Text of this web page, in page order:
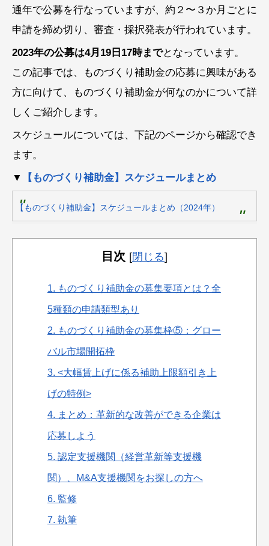
通年で公募を行なっていますが、約２〜３か月ごとに
申請を締め切り、審査・採択発表が行われています。
2023年の公募は4月19日17時までとなっています。
この記事では、ものづくり補助金の応募に興味がある
方に向けて、ものづくり補助金が何なのかについて詳
しくご紹介します。
スケジュールについては、下記のページから確認でき
ます。
▼
【ものづくり補助金】スケジュールまとめ
【ものづくり補助金】スケジュールまとめ（2024年）
目次 [閉じる]
1. ものづくり補助金の募集要項とは？全
5種類の申請類型あり
2. ものづくり補助金の募集枠⑤：グロー
バル市場開拓枠
3. <大幅賃上げに係る補助上限額引き上
げの特例>
4. まとめ：革新的な改善ができる企業は
応募しよう
5. 認定支援機関（経営革新等支援機
関）、M&A支援機関をお探しの方へ
6. 監修
7. 執筆